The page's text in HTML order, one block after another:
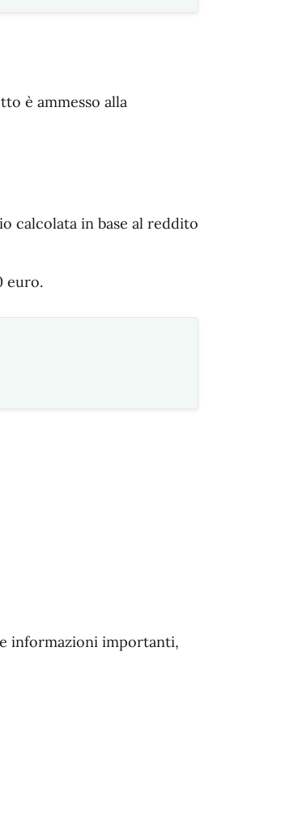
è ammesso alla
calcolata in base al reddito
euro.
informazioni importanti,